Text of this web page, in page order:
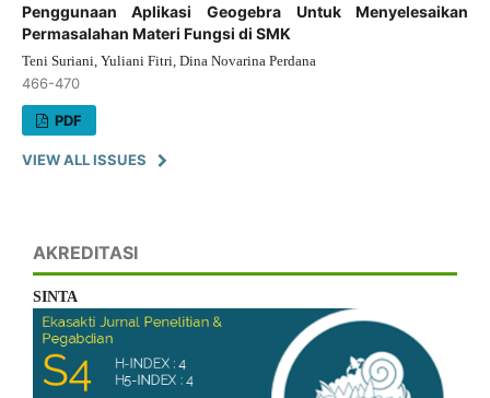
Penggunaan Aplikasi Geogebra Untuk Menyelesaikan
Permasalahan Materi Fungsi di SMK
Teni Suriani, Yuliani Fitri, Dina Novarina Perdana
466-470
PDF
VIEW ALL ISSUES
AKREDITASI
SINTA